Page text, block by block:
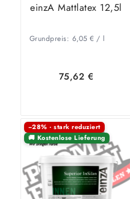
einzA Mattlatex 12,5l
Grundpreis: 6,05 €/ l
75,62 €
−28% · stark reduziert
🚚 Kostenlose Lieferung